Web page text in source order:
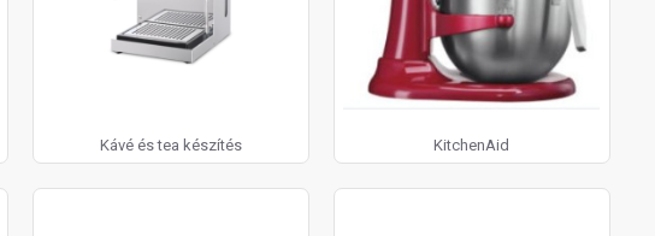
Kávé és tea készítés KitchenAid